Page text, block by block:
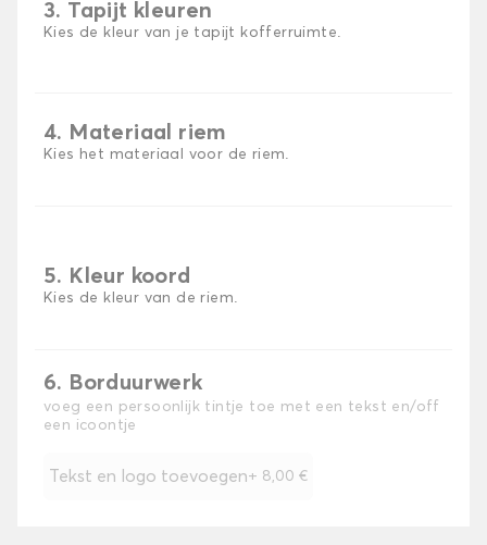
3. Tapijt kleuren
Kies de kleur van je tapijt kofferruimte.
4. Materiaal riem
Kies het materiaal voor de riem.
5. Kleur koord
Kies de kleur van de riem.
6. Borduurwerk
voeg een persoonlijk tintje toe met een tekst en/off
een icoontje
Tekst en logo toevoegen+ 8,00 €